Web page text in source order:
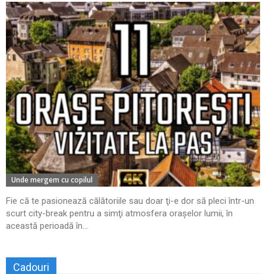
Unde mergem cu copilul
Fie că te pasionează călătoriile sau doar ţi-e dor să pleci într-un
scurt city-break pentru a simţi atmosfera oraşelor lumii, în
această perioadă în...
Cadouri